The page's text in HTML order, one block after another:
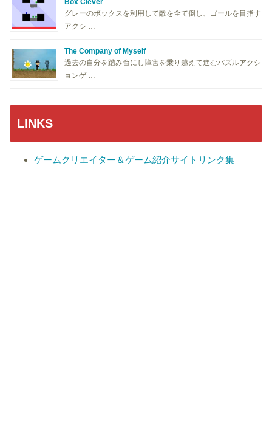
グレーのボックスを利用して敵を全て倒し、ゴールを目指す
アクシ …
The Company of Myself
過去の自分を踏み台にし障害を乗り越えて進むパズルアクシ
ョンゲ …
LINKS
ゲームクリエイター＆ゲーム紹介サイトリンク集